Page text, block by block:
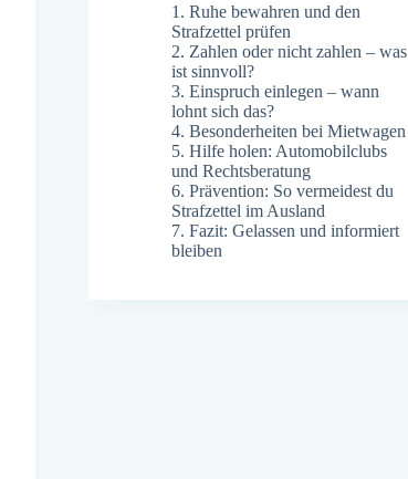
1. Ruhe bewahren und den
Strafzettel prüfen
2. Zahlen oder nicht zahlen – was
ist sinnvoll?
3. Einspruch einlegen – wann
lohnt sich das?
4. Besonderheiten bei Mietwagen
5. Hilfe holen: Automobilclubs
und Rechtsberatung
6. Prävention: So vermeidest du
Strafzettel im Ausland
7. Fazit: Gelassen und informiert
bleiben